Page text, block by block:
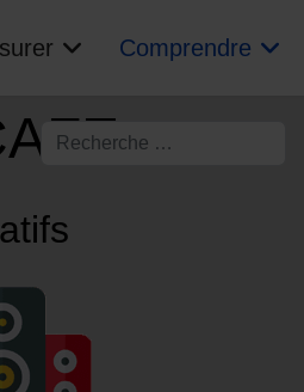
Comprendre
Rechercher